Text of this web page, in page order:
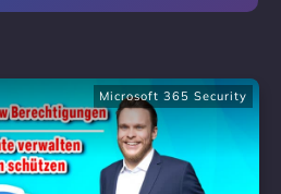
Microsoft 365 Security